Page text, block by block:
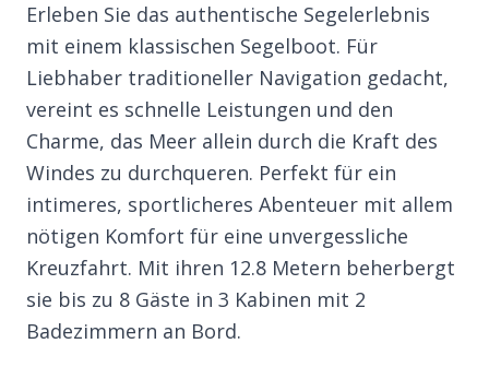
Erleben Sie das authentische Segelerlebnis
mit einem klassischen Segelboot. Für
Liebhaber traditioneller Navigation gedacht,
vereint es schnelle Leistungen und den
Charme, das Meer allein durch die Kraft des
Windes zu durchqueren. Perfekt für ein
intimeres, sportlicheres Abenteuer mit allem
nötigen Komfort für eine unvergessliche
Kreuzfahrt. Mit ihren 12.8 Metern beherbergt
sie bis zu 8 Gäste in 3 Kabinen mit 2
Badezimmern an Bord.